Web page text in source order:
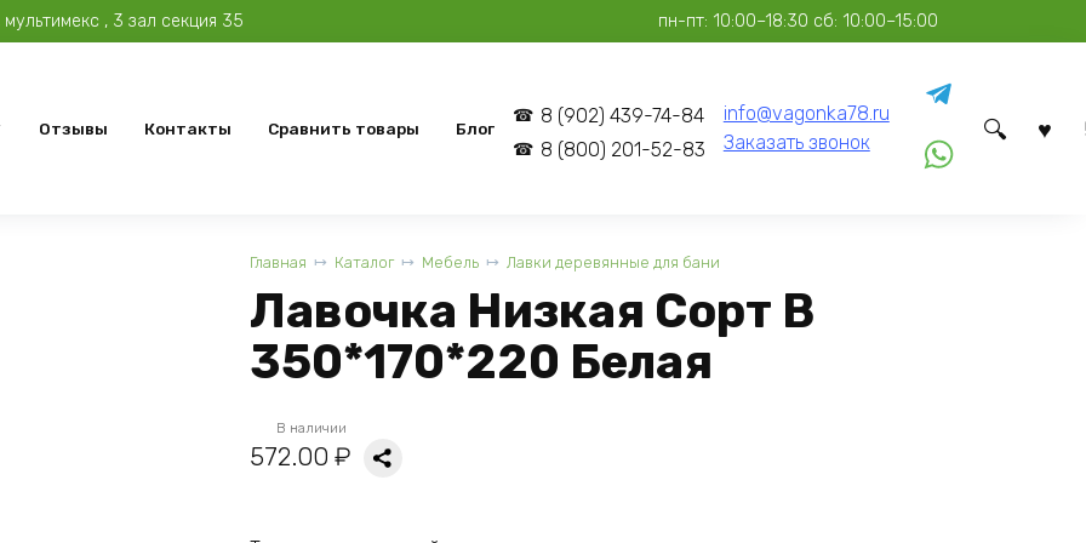
, 3 зал секция 35 пн-пт: 10:00–18:30 сб: 10:00–15:00
Отзывы Контакты Сравнить товары Блог
8 (902) 439-74-84
8 (800) 201-52-83
info@vagonka78.ru
Заказать звонок
Главная Каталог Мебель Лавки деревянные для бани
Лавочка Низкая Сорт В
350*170*220 Белая
В наличии
572.00 ₽